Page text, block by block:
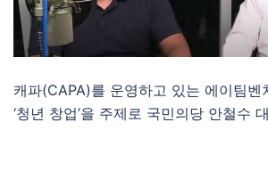
캐파(CAPA)를 운영하고 있는 에이팀벤
‘청년 창업’을 주제로 국민의당 안철수